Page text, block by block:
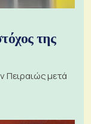
της
Πειραιώς μετά